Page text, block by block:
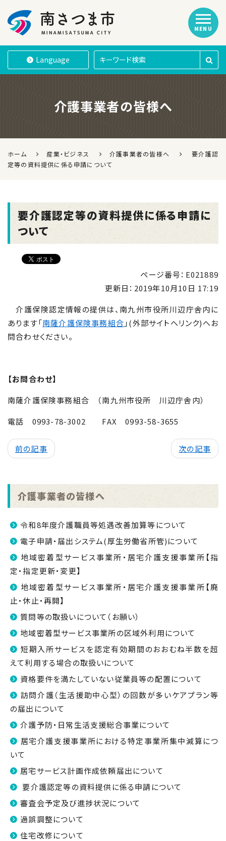
南さつま市
Language
MENU
介護事業者の皆様へ
ホーム 産業・ビジネス 介護事業者の皆様へ
要介護認
定等の資料提供に係る申請について
要介護認定等の資料提供に係る申請に
ついて
ページ番号：E021889
更新日： 2019年10月10日 17:19
介護保険認定情報の提供は、南九州市役所川辺庁舎内に
あります「南薩介護保険事務組合 」(外部サイトへリンク)へお
問合わせください。
【お問合わせ】
南薩介護保険事務組合 （南九州市役所 川辺庁舎内）
電話 0993-78-3002 FAX 0993-58-3655
前の記事 次の記事
介護事業者の皆様へ
令和8年度介護職員等処遇改善加算等について
電子申請・届出システム(厚生労働省所管)について
地域密着型サービス事業所・居宅介護支援事業所【指
定・指定更新・変更】
地域密着型サービス事業所・居宅介護支援事業所【廃
止・休止・再開】
質問等の取扱いについて（お願い）
地域密着型サービス事業所の区域外利用について
短期入所サービスを認定有効期間のおおむね半数を超
えて利用する場合の取扱いについて
資格要件を満たしていない従業員等の配置について
訪問介護（生活援助中心型）の回数が多いケアプラン等
の届出について
介護予防・日常生活支援総合事業について
居宅介護支援事業所における特定事業所集中減算につ
いて
居宅サービス計画作成依頼届出について
要介護認定等の資料提供に係る申請について
審査会予定及び進捗状況について
過誤調整について
住宅改修について